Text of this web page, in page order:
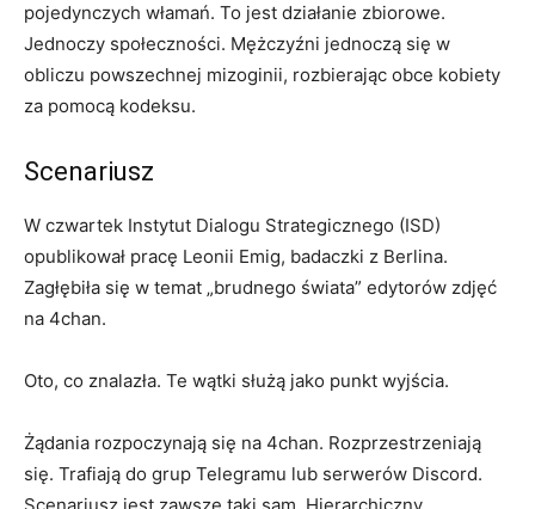
pojedynczych włamań. To jest działanie zbiorowe.
Jednoczy społeczności. Mężczyźni jednoczą się w
obliczu powszechnej mizoginii, rozbierając obce kobiety
za pomocą kodeksu.
Scenariusz
W czwartek Instytut Dialogu Strategicznego (ISD)
opublikował pracę Leonii Emig, badaczki z Berlina.
Zagłębiła się w temat „brudnego świata” edytorów zdjęć
na 4chan.
Oto, co znalazła. Te wątki służą jako punkt wyjścia.
Żądania rozpoczynają się na 4chan. Rozprzestrzeniają
się. Trafiają do grup Telegramu lub serwerów Discord.
Scenariusz jest zawsze taki sam. Hierarchiczny.